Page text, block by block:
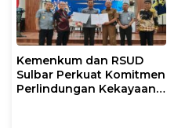
Kemenkum dan RSUD
Sulbar Perkuat Komitmen
Perlindungan Kekayaan